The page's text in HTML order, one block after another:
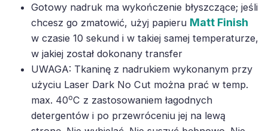
Gotowy nadruk ma wykończenie błyszczące; jeśli
chcesz go zmatowić, użyj papieru Matt Finish
w czasie 10 sekund i w takiej samej temperaturze,
w jakiej został dokonany transfer
UWAGA: Tkaninę z nadrukiem wykonanym przy
użyciu Laser Dark No Cut można prać w temp.
max. 40oC z zastosowaniem łagodnych
detergentów i po przewróceniu jej na lewą